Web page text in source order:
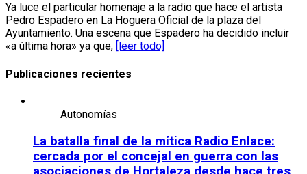
Ya luce el particular homenaje a la radio que hace el artista
Pedro Espadero en La Hoguera Oficial de la plaza del
Ayuntamiento. Una escena que Espadero ha decidido incluir
«a última hora» ya que,
[leer todo]
Publicaciones recientes
Autonomías
La batalla final de la mítica Radio Enlace:
cercada por el concejal en guerra con las
asociaciones de Hortaleza desde hace tres